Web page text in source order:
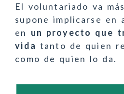
El voluntariado va
supone implicarse en
en un proyecto que
vida tanto de quien
como de quien lo da.